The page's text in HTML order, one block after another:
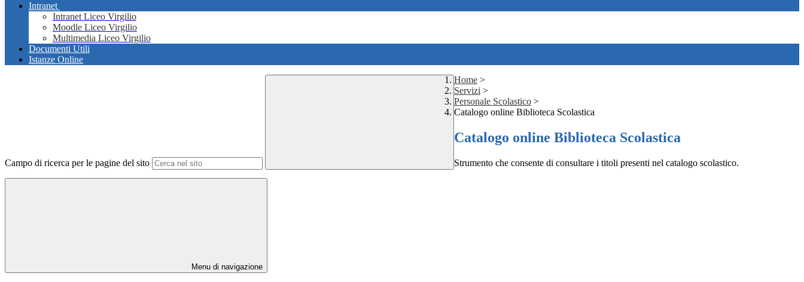
Intranet
Intranet Liceo Virgilio
Moodle Liceo Virgilio
Multimedia Liceo Virgilio
Documenti Utili
Istanze Online
Campo di ricerca per le pagine del sito
Home >
Servizi >
Personale Scolastico >
Catalogo online Biblioteca Scolastica
Catalogo online Biblioteca Scolastica
Strumento che consente di consultare i titoli presenti nel catalogo scolastico.
Menu di navigazione